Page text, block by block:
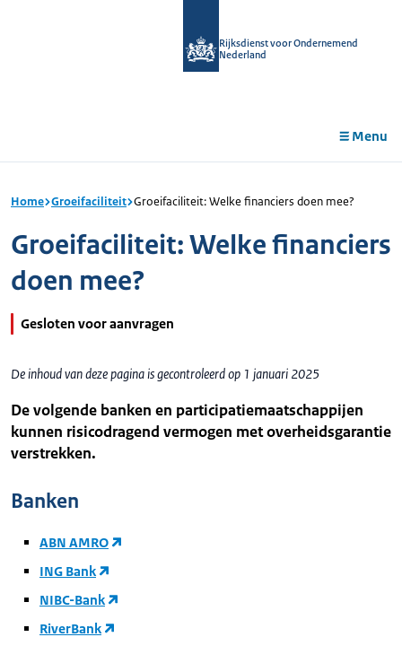
Rijksdienst voor Ondernemend
Nederland
Menu
Home Groeifaciliteit Groeifaciliteit: Welke financiers doen mee?
Groeifaciliteit: Welke financiers
doen mee?
Gesloten voor aanvragen
De inhoud van deze pagina is gecontroleerd op 1 januari 2025
De volgende banken en participatiemaatschappijen
kunnen risicodragend vermogen met overheidsgarantie
verstrekken.
Banken
ABN AMRO
ING Bank
NIBC-Bank
RiverBank